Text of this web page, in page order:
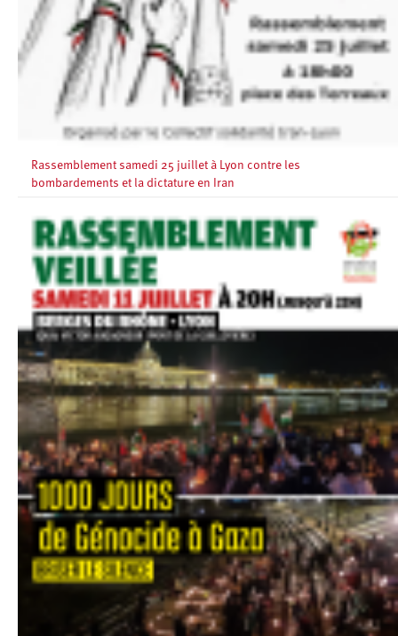
Rassemblement samedi 25 juillet à Lyon contre les
bombardements et la dictature en Iran